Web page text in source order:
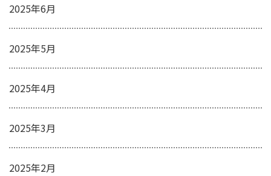
2025年6月
2025年5月
2025年4月
2025年3月
2025年2月